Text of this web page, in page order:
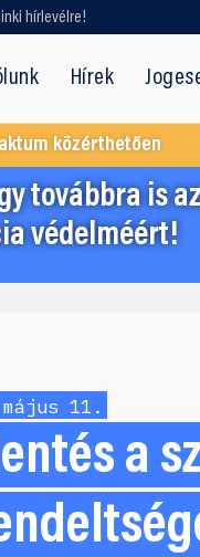
hírlevélre!
Hírek
közérthetően
továbbra is
védelméért!
11.
a